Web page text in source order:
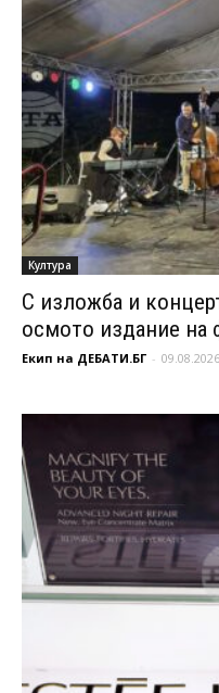
Култура
С изложба и
осмото издание на
Екип на ДЕБАТИ.БГ -